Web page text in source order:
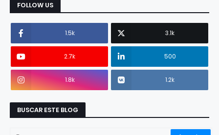
FOLLOW US
1.5k 3.1k
2.7k 500
1.8k 1.2k
BUSCAR ESTE BLOG